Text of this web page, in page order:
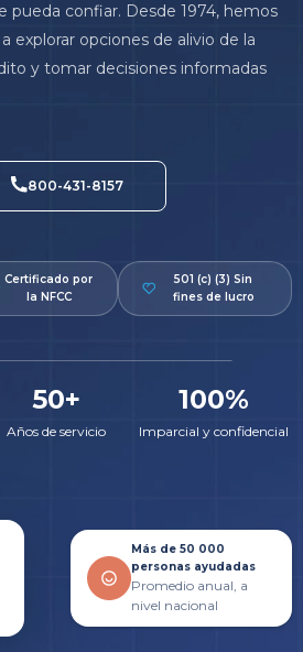
pueda confiar. Desde 1974, hemos
explorar opciones de alivio de la
y tomar decisiones informadas
800-431-8157
Certificado por
la NFCC
501 (c) (3) Sin
fines de lucro
50+
Años de servicio
100%
Imparcial y confidencial
Más de 50 000
personas ayudadas
Promedio anual, a
nivel nacional